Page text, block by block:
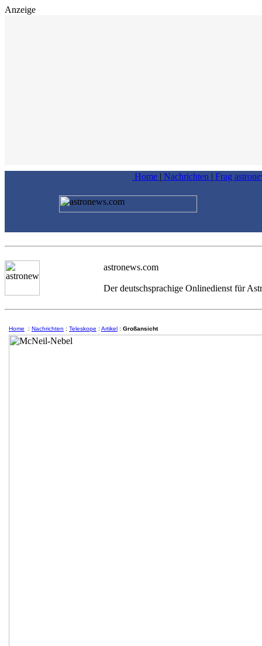
Anzeige
Home | Nachrichten | Frag
astronews.com
Der deutschsprachige Onlinedienst für
Home : Nachrichten : Teleskope : Artikel : Großansicht